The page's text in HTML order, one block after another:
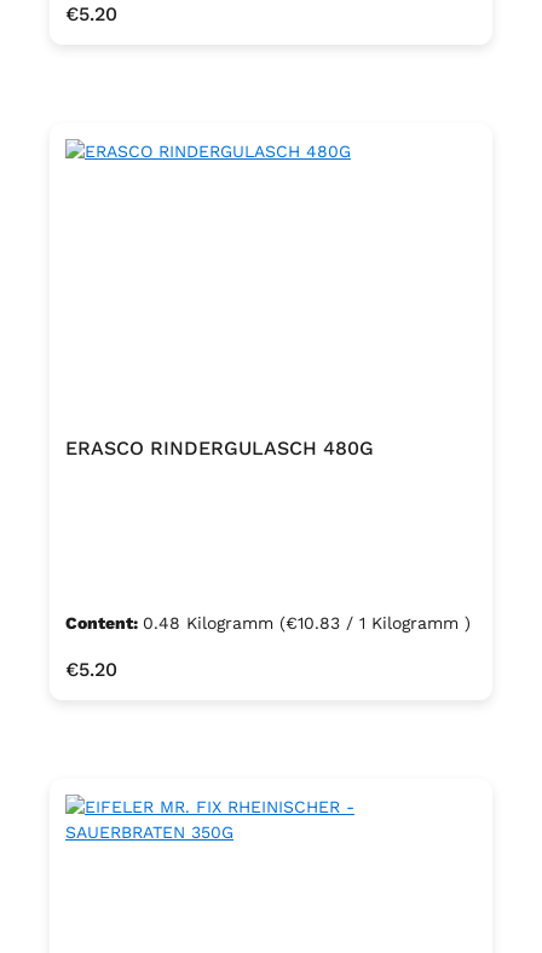
Regular price:
€5.20
ERASCO RINDERGULASCH 480G
Content: 0.48 Kilogramm (€10.83 / 1 Kilogramm )
Regular price:
€5.20